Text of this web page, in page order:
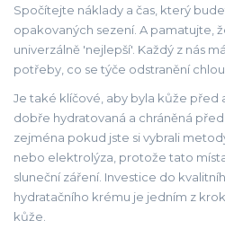
Spočítejte náklady a čas, který
opakovaných sezení. A pamatujte,
univerzálně 'nejlepší'. Každý z nás
potřeby, co se týče odstranění
Je také klíčové, aby byla kůže před
dobře hydratovaná a chráněná před
zejména pokud jste si vybrali
nebo elektrolýza, protože tato
sluneční záření. Investice do
hydratačního krému je jedním z
kůže.